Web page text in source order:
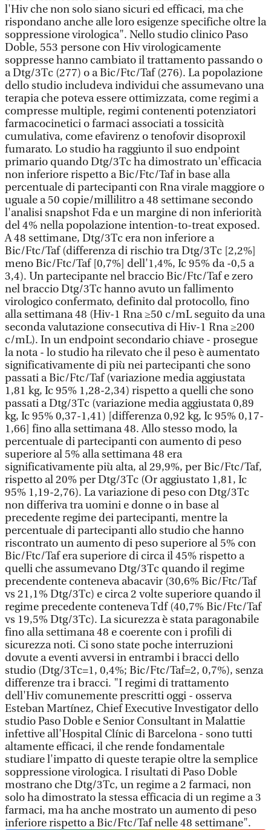
l'Hiv che non solo siano sicuri ed efficaci, ma che
rispondano anche alle loro esigenze specifiche oltre la
soppressione virologica". Nello studio clinico Paso
Doble, 553 persone con Hiv virologicamente
soppresse hanno cambiato il trattamento passando o
a Dtg/3Tc (277) o a Bic/Ftc/Taf (276). La popolazione
dello studio includeva individui che assumevano una
terapia che poteva essere ottimizzata, come regimi a
compresse multiple, regimi contenenti potenziatori
farmacocinetici o farmaci associati a tossicità
cumulativa, come efavirenz o tenofovir disoproxil
fumarato. Lo studio ha raggiunto il suo endpoint
primario quando Dtg/3Tc ha dimostrato un'efficacia
non inferiore rispetto a Bic/Ftc/Taf in base alla
percentuale di partecipanti con Rna virale maggiore o
uguale a 50 copie/millilitro a 48 settimane secondo
l'analisi snapshot Fda e un margine di non inferiorità
del 4% nella popolazione intention-to-treat exposed.
A 48 settimane, Dtg/3Tc era non inferiore a
Bic/Ftc/Taf (differenza di rischio tra Dtg/3Tc [2,2%]
meno Bic/Ftc/Taf [0,7%] dell'1,4%, Ic 95% da -0,5 a
3,4). Un partecipante nel braccio Bic/Ftc/Taf e zero
nel braccio Dtg/3Tc hanno avuto un fallimento
virologico confermato, definito dal protocollo, fino
alla settimana 48 (Hiv-1 Rna ≥50 c/mL seguito da una
seconda valutazione consecutiva di Hiv-1 Rna ≥200
c/mL). In un endpoint secondario chiave - prosegue
la nota - lo studio ha rilevato che il peso è aumentato
significativamente di più nei partecipanti che sono
passati a Bic/Ftc/Taf (variazione media aggiustata
1,81 kg, Ic 95% 1,28-2,34) rispetto a quelli che sono
passati a Dtg/3Tc (variazione media aggiustata 0,89
kg, Ic 95% 0,37-1,41) [differenza 0,92 kg, Ic 95% 0,17-
1,66] fino alla settimana 48. Allo stesso modo, la
percentuale di partecipanti con aumento di peso
superiore al 5% alla settimana 48 era
significativamente più alta, al 29,9%, per Bic/Ftc/Taf,
rispetto al 20% per Dtg/3Tc (Or aggiustato 1,81, Ic
95% 1,19-2,76). La variazione di peso con Dtg/3Tc
non differiva tra uomini e donne o in base al
precedente regime dei partecipanti, mentre la
percentuale di partecipanti allo studio che hanno
riscontrato un aumento di peso superiore al 5% con
Bic/Ftc/Taf era superiore di circa il 45% rispetto a
quelli che assumevano Dtg/3Tc quando il regime
precendente conteneva abacavir (30,6% Bic/Ftc/Taf
vs 21,1% Dtg/3Tc) e circa 2 volte superiore quando il
regime precedente conteneva Tdf (40,7% Bic/Ftc/Taf
vs 19,5% Dtg/3Tc). La sicurezza è stata paragonabile
fino alla settimana 48 e coerente con i profili di
sicurezza noti. Ci sono state poche interruzioni
dovute a eventi avversi in entrambi i bracci dello
studio (Dtg/3Tc=1, 0,4%; Bic/Ftc/Taf=2, 0,7%), senza
differenze tra i bracci. "I regimi di trattamento
dell'Hiv comunemente prescritti oggi - osserva
Esteban Martínez, Chief Executive Investigator dello
studio Paso Doble e Senior Consultant in Malattie
infettive all'Hospital Clínic di Barcelona - sono tutti
altamente efficaci, il che rende fondamentale
studiare l'impatto di queste terapie oltre la semplice
soppressione virologica. I risultati di Paso Doble
mostrano che Dtg/3Tc, un regime a 2 farmaci, non
solo ha dimostrato la stessa efficacia di un regime a 3
farmaci, ma ha anche mostrato un aumento di peso
inferiore rispetto a Bic/Ftc/Taf nelle 48 settimane".